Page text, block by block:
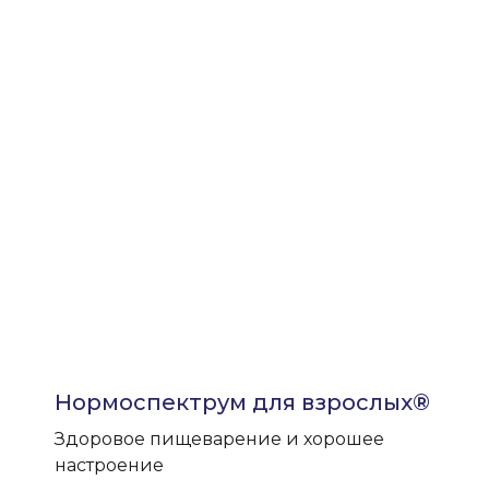
Нормоспектрум для взрослых®
Здоровое пищеварение и хорошее
настроение